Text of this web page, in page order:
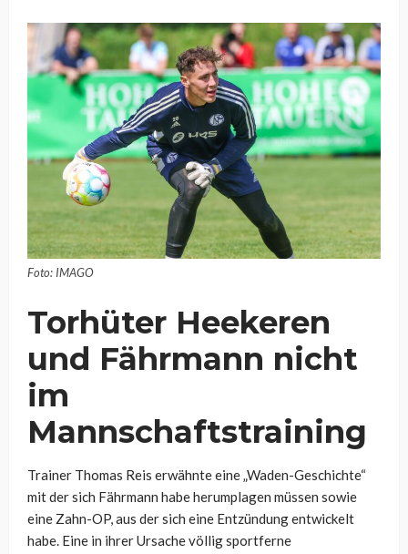
Foto: IMAGO
Torhüter Heekeren
und Fährmann nicht
im
Mannschaftstraining
Trainer Thomas Reis erwähnte eine „Waden-Geschichte“
mit der sich Fährmann habe herumplagen müssen sowie
eine Zahn-OP, aus der sich eine Entzündung entwickelt
habe. Eine in ihrer Ursache völlig sportferne